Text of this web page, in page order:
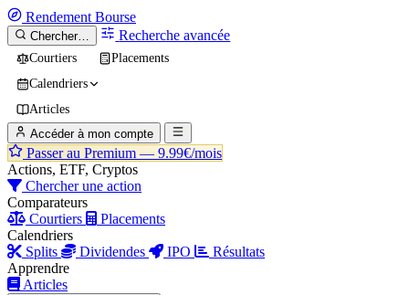
Rendement Bourse
Chercher… Recherche avancée
Courtiers
Placements
Calendriers
Articles
Accéder à mon compte
Passer au Premium — 9.99€/mois
Actions, ETF, Cryptos
Chercher une action
Comparateurs
Courtiers
Placements
Calendriers
Splits
Dividendes IPO
Résultats
Apprendre
Articles